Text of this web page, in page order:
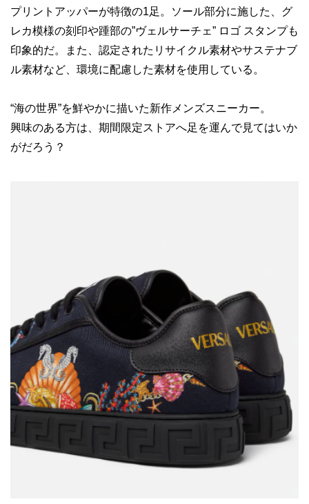
プリントアッパーが特徴の1足。ソール部分に施した、グ
レカ模様の刻印や踵部の”ヴェルサーチェ” ロゴ スタンプも
印象的だ。また、認定されたリサイクル素材やサステナブ
ル素材など、環境に配慮した素材を使用している。
“海の世界”を鮮やかに描いた新作メンズスニーカー。
興味のある方は、期間限定ストアへ足を運んで見てはいか
がだろう？